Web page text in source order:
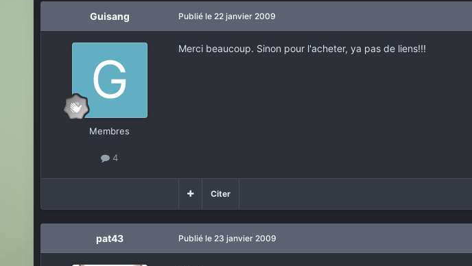
Guisang
Membres
4
Publié le 22 janvier 2009
Merci beaucoup. Sinon pour l'acheter, ya pas de liens!!!
Citer
pat43 Publié le 23 janvier 2009